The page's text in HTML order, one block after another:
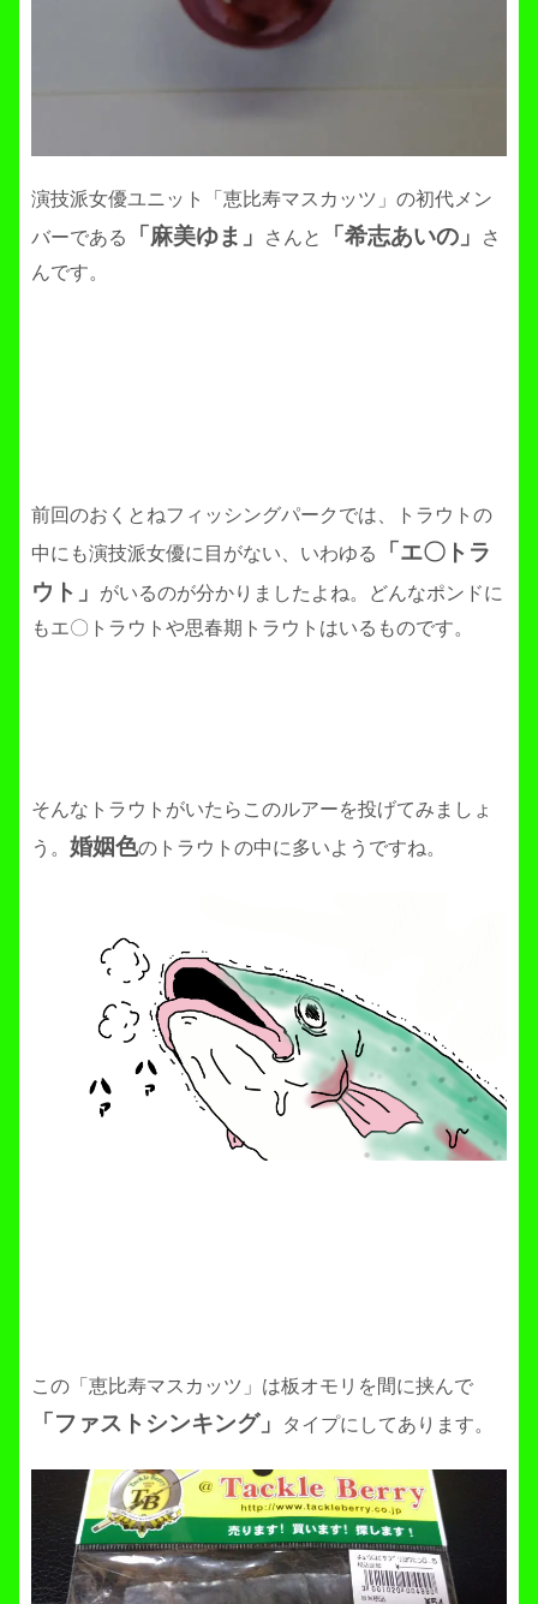
演技派女優ユニット「恵比寿マスカッツ」の初代メン
バーである
「麻美ゆま」 さんと 「希志あいの」
さ
んです。
前回のおくとねフィッシングパークでは、トラウトの
中にも演技派女優に目がない、いわゆる
「エ〇トラ
ウト」
がいるのが分かりましたよね。どんなポンドに
もエ〇トラウトや思春期トラウトはいるものです。
そんなトラウトがいたらこのルアーを投げてみましょ
う。 婚姻色のトラウトの中に多いようですね。
この「恵比寿マスカッツ」は板オモリを間に挟んで
「ファストシンキング」 タイプにしてあります。